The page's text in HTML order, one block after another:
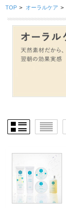
TOP > オーラルケア >